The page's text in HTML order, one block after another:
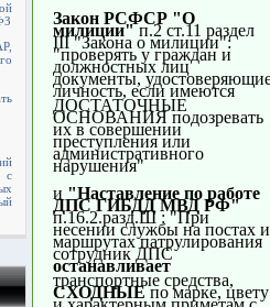
с
Закон РСФСР "О
милиции"п.2 ст.11 раздел
III "Закона о милиции":
"проверять у граждан и
должностных лиц
документы,
личность, если имеются
ДОСТАТОЧНЫЕ
ОСНОВАНИЯ подозревать
их в совершении
преступления или
административного
нарушения"
и "Наставление по работе
ДПС ГИБДД МВД РФ"
п.16.2.разд.Ш : "При
несении службы на постах и
маршрутах патрулирования
сотрудник ДПС
останавливает
транспортные средства,
СХОДНЫЕпо марке, цвету